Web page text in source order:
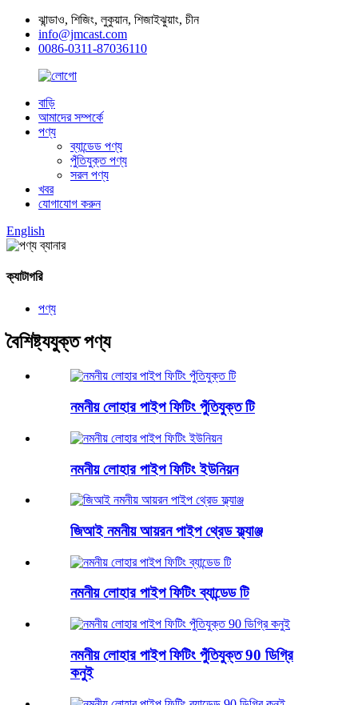
ঝান্ডাও, শিজিং, লুকুয়ান, শিজাইঝুয়াং, চীন
info@jmcast.com
0086-0311-87036110
বাড়ি
আমাদের সম্পর্কে
পণ্য
ব্যান্ডেড পণ্য
পুঁতিযুক্ত পণ্য
সরল পণ্য
খবর
যোগাযোগ করুন
English
ক্যাটাগরি
পণ্য
বৈশিষ্ট্যযুক্ত পণ্য
নমনীয় লোহার পাইপ ফিটিং পুঁতিযুক্ত টি
নমনীয় লোহার পাইপ ফিটিং ইউনিয়ন
জিআই নমনীয় আয়রন পাইপ থ্রেড ফ্ল্যাঞ্জ
নমনীয় লোহার পাইপ ফিটিং ব্যান্ডেড টি
নমনীয় লোহার পাইপ ফিটিং পুঁতিযুক্ত 90 ডিগ্রি
কনুই